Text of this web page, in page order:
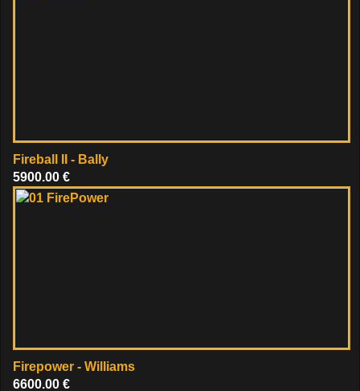
Fireball II - Bally
5900.00 €
Firepower - Williams
6600.00 €